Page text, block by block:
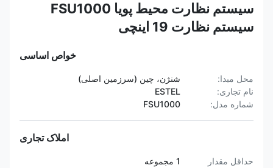
سیستم نظارت محیط پویا FSU1000
سیستم نظارت 19 اینچی
خواص اساسی
محل مبدا:
شنژن، چین (سرزمین اصلی)
نام تجاری:
ESTEL
شماره مدل:
FSU1000
املاک تجاری
حداقل مقدار
1 مجموعه